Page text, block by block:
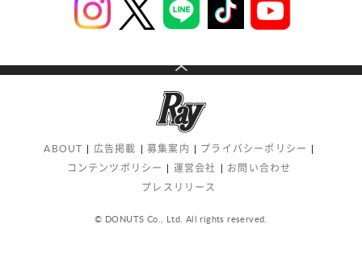
ABOUT 広告掲載 募集案内
プライバシーポリシー
コンテンツポリシー
運営会社
お問い合わせ
プレスリリース
© DONUTS Co., Ltd. All rights reserved.